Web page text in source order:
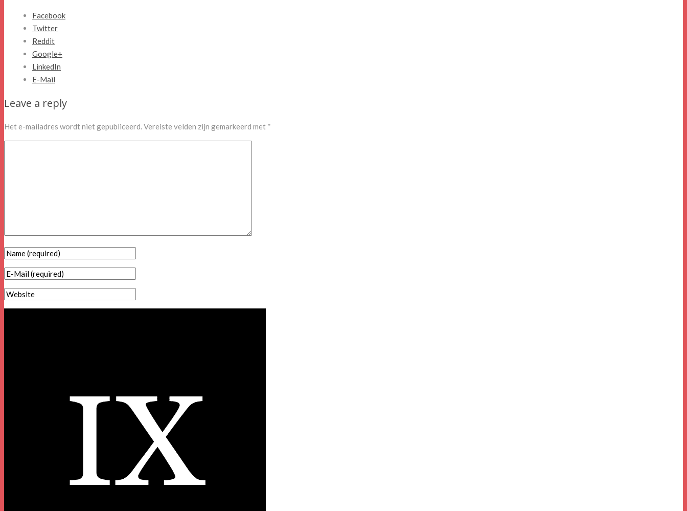
Facebook
Twitter
Reddit
Google+
LinkedIn
E-Mail
Leave a reply
Het e-mailadres wordt niet gepubliceerd.Vereiste velden zijn gemarkeerd met *